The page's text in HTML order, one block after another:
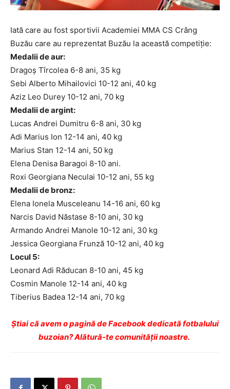
Iată care au fost sportivii Academiei MMA CS Crâng
Buzău care au reprezentat Buzău la această competiție:
Medalii de aur:
Dragoș Tîrcolea 6-8 ani, 35 kg
Sebi Alberto Mihailovici 10-12 ani, 40 kg
Aziz Leo Durey 10-12 ani, 70 kg
Medalii de argint:
Lucas Andrei Dumitru 6-8 ani, 30 kg
Adi Marius Ion 12-14 ani, 40 kg
Marius Stan 12-14 ani, 50 kg
Elena Denisa Baragoi 8-10 ani.
Roxi Georgiana Neculai 10-12 ani, 55 kg
Medalii de bronz:
Elena Ionela Musceleanu 14-16 ani, 60 kg
Narcis David Năstase 8-10 ani, 30 kg
Armando Andrei Manole 10-12 ani, 30 kg
Jessica Georgiana Frunză 10-12 ani, 40 kg
Locul 5:
Leonard Adi Răducan 8-10 ani, 45 kg
Cosmin Manole 12-14 ani, 40 kg
Tiberius Badea 12-14 ani, 70 kg
Ştiai că avem o pagină de Facebook dedicată fotbalului
buzoian? Alătură-te comunității noastre.